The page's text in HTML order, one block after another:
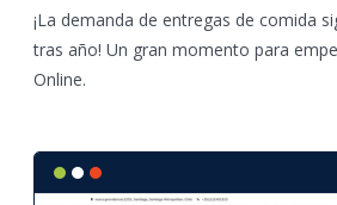
¡La demanda de entregas de comida
tras año! Un gran momento para
Online.